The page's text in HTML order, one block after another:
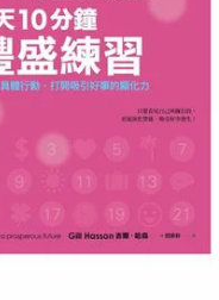
保養 情趣用品